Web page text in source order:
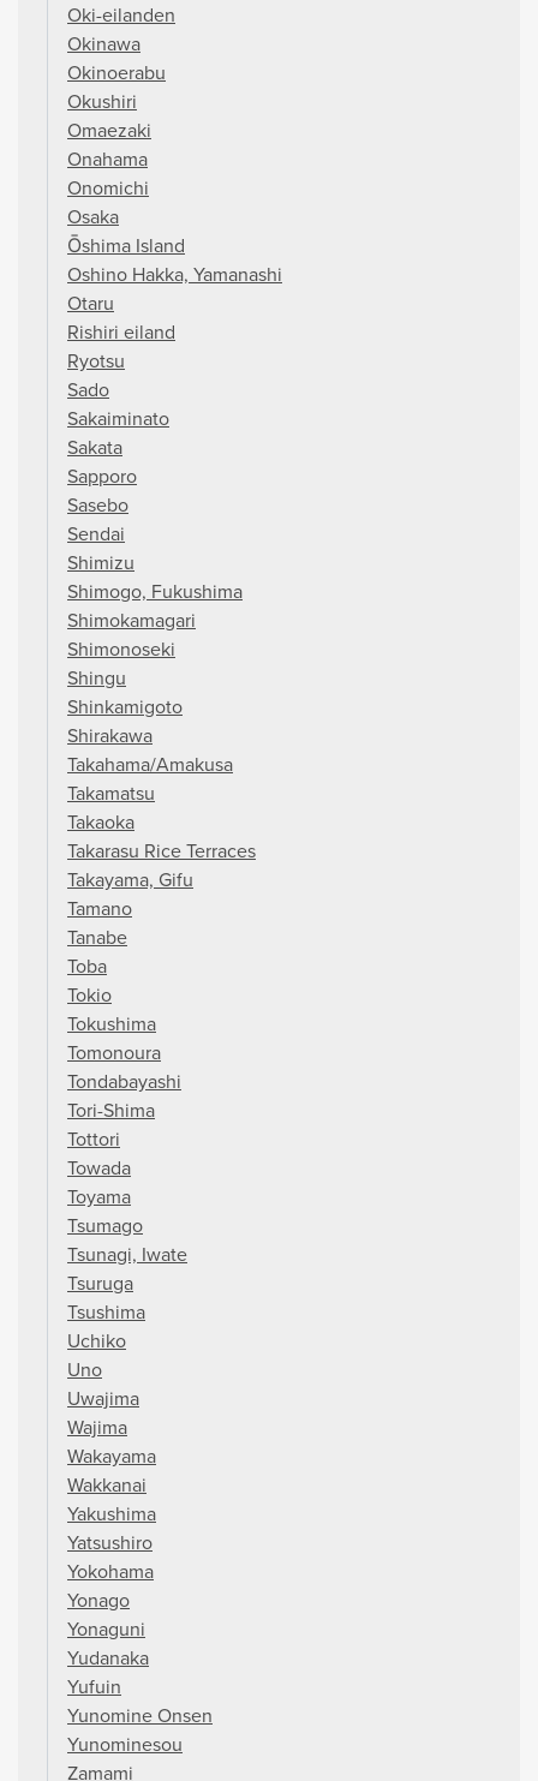
Oki-eilanden
Okinawa
Okinoerabu
Okushiri
Omaezaki
Onahama
Onomichi
Osaka
Ōshima Island
Oshino Hakka, Yamanashi
Otaru
Rishiri eiland
Ryotsu
Sado
Sakaiminato
Sakata
Sapporo
Sasebo
Sendai
Shimizu
Shimogo, Fukushima
Shimokamagari
Shimonoseki
Shingu
Shinkamigoto
Shirakawa
Takahama/Amakusa
Takamatsu
Takaoka
Takarasu Rice Terraces
Takayama, Gifu
Tamano
Tanabe
Toba
Tokio
Tokushima
Tomonoura
Tondabayashi
Tori-Shima
Tottori
Towada
Toyama
Tsumago
Tsunagi, Iwate
Tsuruga
Tsushima
Uchiko
Uno
Uwajima
Wajima
Wakayama
Wakkanai
Yakushima
Yatsushiro
Yokohama
Yonago
Yonaguni
Yudanaka
Yufuin
Yunomine Onsen
Yunominesou
Zamami